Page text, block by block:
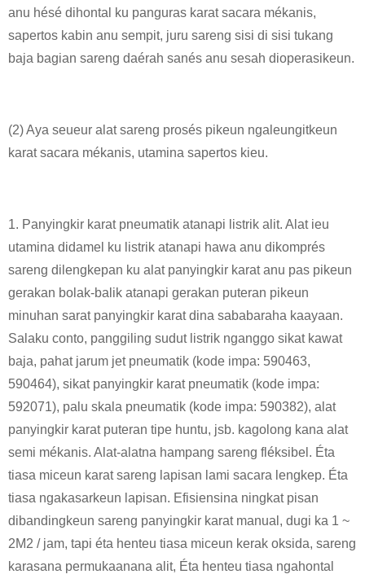
anu hésé dihontal ku panguras karat sacara mékanis,
sapertos kabin anu sempit, juru sareng sisi di sisi tukang
baja bagian sareng daérah sanés anu sesah dioperasikeun.
(2) Aya seueur alat sareng prosés pikeun ngaleungitkeun
karat sacara mékanis, utamina sapertos kieu.
1. Panyingkir karat pneumatik atanapi listrik alit. Alat ieu
utamina didamel ku listrik atanapi hawa anu dikomprés
sareng dilengkepan ku alat panyingkir karat anu pas pikeun
gerakan bolak-balik atanapi gerakan puteran pikeun
minuhan sarat panyingkir karat dina sababaraha kaayaan.
Salaku conto, panggiling sudut listrik nganggo sikat kawat
baja, pahat jarum jet pneumatik (kode impa: 590463,
590464), sikat panyingkir karat pneumatik (kode impa:
592071), palu skala pneumatik (kode impa: 590382), alat
panyingkir karat puteran tipe huntu, jsb. kagolong kana alat
semi mékanis. Alat-alatna hampang sareng fléksibel. Éta
tiasa miceun karat sareng lapisan lami sacara lengkep. Éta
tiasa ngakasarkeun lapisan. Efisiensina ningkat pisan
dibandingkeun sareng panyingkir karat manual, dugi ka 1 ~
2M2 / jam, tapi éta henteu tiasa miceun kerak oksida, sareng
karasana permukaanana alit, Éta henteu tiasa ngahontal